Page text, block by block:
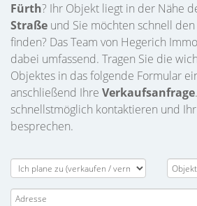
Fürth? Ihr Objekt liegt in der Nähe
Straße und Sie möchten schnell
finden? Das Team von Hegerich
dabei umfassend. Tragen Sie die
Objektes in das folgende Formular
anschließend Ihre Verkaufsanfrage
schnellstmöglich kontaktieren und
besprechen.